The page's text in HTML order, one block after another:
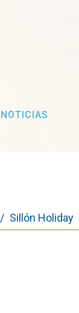
NOTICIAS
/ Sillón Holiday